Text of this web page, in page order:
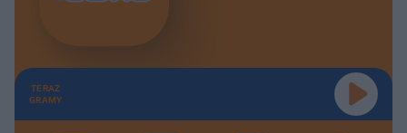
TERAZ
GRAMY